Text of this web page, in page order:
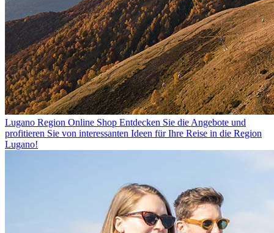
Lugano Region Online Shop Entdecken Sie die Angebote und
profitieren Sie von interessanten Ideen für Ihre Reise in die Region
Lugano!